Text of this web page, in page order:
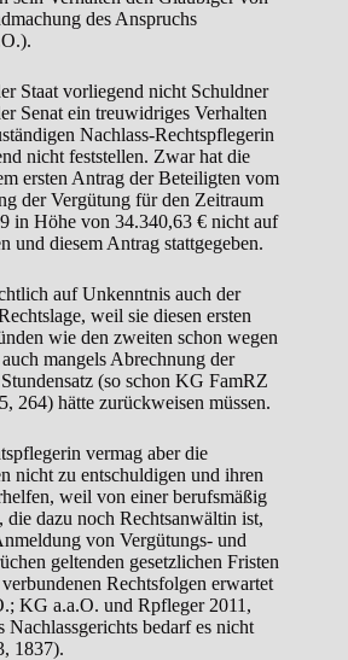
des Anspruchs
Staat vorliegend nicht Schuldner
Senat ein treuwidriges Verhalten
Nachlass-Rechtspflegerin
nicht feststellen. Zwar hat die
ersten Antrag der Beteiligten vom
der Vergütung für den Zeitraum
in Höhe von 34.340,63 € nicht auf
und diesem Antrag stattgegeben.
auf Unkenntnis auch der
weil sie diesen ersten
wie den zweiten schon wegen
mangels Abrechnung der
(so schon KG FamRZ
264) hätte zurückweisen müssen.
vermag aber die
nicht zu entschuldigen und ihren
weil von einer berufsmäßig
die dazu noch Rechtsanwältin ist,
von Vergütungs- und
geltenden gesetzlichen Fristen
Rechtsfolgen erwartet
KG a.a.O. und Rpfleger 2011,
Nachlassgerichts bedarf es nicht
1837).